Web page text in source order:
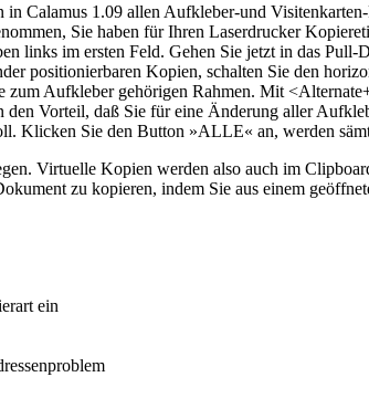
Calamus 1.09 allen Aufkleber-und
Sie haben für Ihren Laserdrucker
links im ersten Feld. Gehen Sie jetzt in das
positionierbaren Kopien, schalten Sie den
Aufkleber gehörigen Rahmen. Mit
Vorteil, daß Sie für eine Änderung aller
Klicken Sie den Button »ALLE« an, werden
Virtuelle Kopien werden also auch im
zu kopieren, indem Sie aus einem
ein